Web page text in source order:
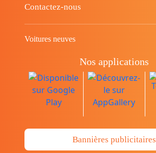
Contactez-nous
Voitures neuves
Nos applications
Bannières publicitaires